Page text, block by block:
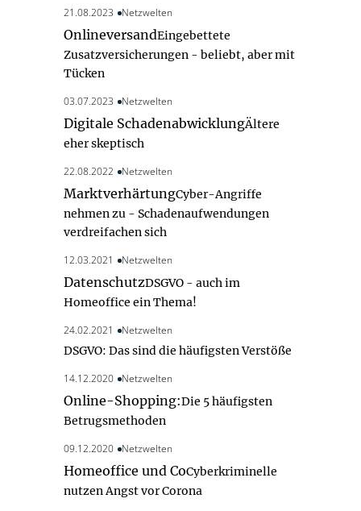
21.08.2023 Netzwelten
OnlineversandEingebettete
Zusatzversicherungen - beliebt, aber mit
Tücken
03.07.2023 Netzwelten
Digitale SchadenabwicklungÄltere
eher skeptisch
22.08.2022 Netzwelten
MarktverhärtungCyber-Angriffe
nehmen zu - Schadenaufwendungen
verdreifachen sich
12.03.2021 Netzwelten
DatenschutzDSGVO - auch im
Homeoffice ein Thema!
24.02.2021 Netzwelten
DSGVO: Das sind die häufigsten Verstöße
14.12.2020 Netzwelten
Online-Shopping:Die 5 häufigsten
Betrugsmethoden
09.12.2020 Netzwelten
Homeoffice und CoCyberkriminelle
nutzen Angst vor Corona